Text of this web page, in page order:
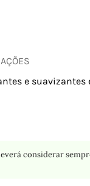
e suavizantes
considerar